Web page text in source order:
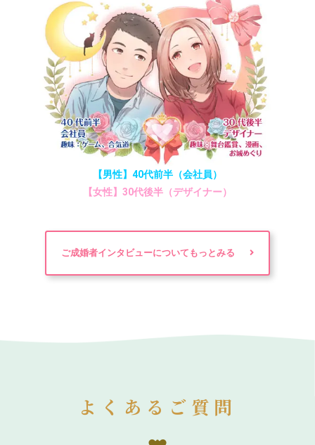
【男性】40代前半（会社員）
【女性】30代後半（デザイナー）
ご成婚者インタビューについてもっとみる
よくあるご質問